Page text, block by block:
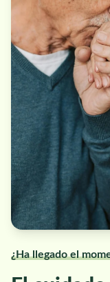
¿Ha llegado el